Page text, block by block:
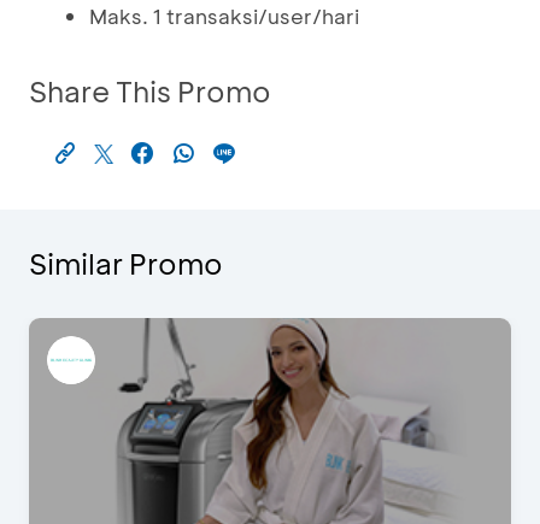
Maks. 1 transaksi/user/hari
Share This Promo
Similar Promo